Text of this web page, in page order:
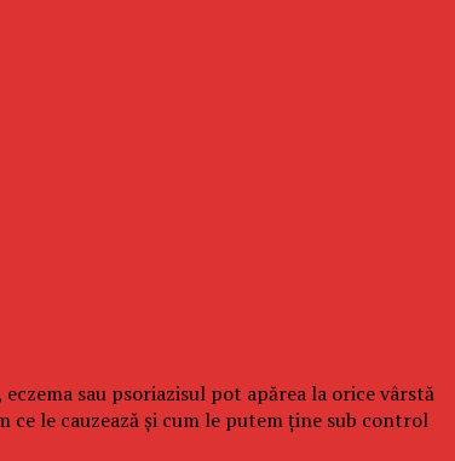
sau psoriazisul pot apărea la orice vârstă
ce le cauzează și cum le putem ține sub control